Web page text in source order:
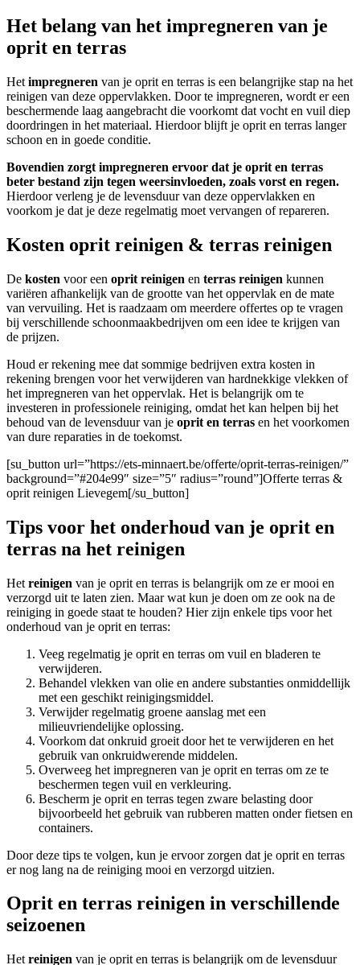
Het belang van het impregneren van je
oprit en terras
Het impregneren van je oprit en terras is een belangrijke stap na het
reinigen van deze oppervlakken. Door te impregneren, wordt er een
beschermende laag aangebracht die voorkomt dat vocht en vuil diep
doordringen in het materiaal. Hierdoor blijft je oprit en terras langer
schoon en in goede conditie.
Bovendien zorgt impregneren ervoor dat je oprit en terras
beter bestand zijn tegen weersinvloeden, zoals vorst en regen.
Hierdoor verleng je de levensduur van deze oppervlakken en
voorkom je dat je deze regelmatig moet vervangen of repareren.
Kosten oprit reinigen & terras reinigen
De kosten voor een oprit reinigen en terras reinigen kunnen
variëren afhankelijk van de grootte van het oppervlak en de mate
van vervuiling. Het is raadzaam om meerdere offertes op te vragen
bij verschillende schoonmaakbedrijven om een idee te krijgen van
de prijzen.
Houd er rekening mee dat sommige bedrijven extra kosten in
rekening brengen voor het verwijderen van hardnekkige vlekken of
het impregneren van het oppervlak. Het is belangrijk om te
investeren in professionele reiniging, omdat het kan helpen bij het
behoud van de levensduur van je oprit en terras en het voorkomen
van dure reparaties in de toekomst.
[su_button url=”https://ets-minnaert.be/offerte/oprit-terras-reinigen/”
background=”#204e99″ size=”5″ radius=”round”]Offerte terras &
oprit reinigen Lievegem[/su_button]
Tips voor het onderhoud van je oprit en
terras na het reinigen
Het reinigen van je oprit en terras is belangrijk om ze er mooi en
verzorgd uit te laten zien. Maar wat kun je doen om ze ook na de
reiniging in goede staat te houden? Hier zijn enkele tips voor het
onderhoud van je oprit en terras:
Veeg regelmatig je oprit en terras om vuil en bladeren te
verwijderen.
Behandel vlekken van olie en andere substanties onmiddellijk
met een geschikt reinigingsmiddel.
Verwijder regelmatig groene aanslag met een
milieuvriendelijke oplossing.
Voorkom dat onkruid groeit door het te verwijderen en het
gebruik van onkruidwerende middelen.
Overweeg het impregneren van je oprit en terras om ze te
beschermen tegen vuil en verkleuring.
Bescherm je oprit en terras tegen zware belasting door
bijvoorbeeld het gebruik van rubberen matten onder fietsen en
containers.
Door deze tips te volgen, kun je ervoor zorgen dat je oprit en terras
er nog lang na de reiniging mooi en verzorgd uitzien.
Oprit en terras reinigen in verschillende
seizoenen
Het reinigen van je oprit en terras is belangrijk om de levensduur